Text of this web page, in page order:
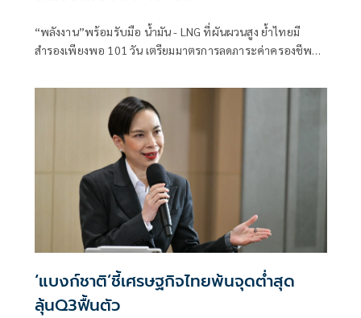
“พลังงาน”พร้อมรับมือ น้ำมัน - LNG ที่ผันผวนสูง ย้ำไทยมี
สำรองเพียงพอ 101 วัน เตรียมมาตรการลดภาระค่าครองชีพ
‘แบงก์ชาติ’ชี้เศรษฐกิจไทยพ้นจุดต่ำสุด
ลุ้นQ3ฟื้นตัว